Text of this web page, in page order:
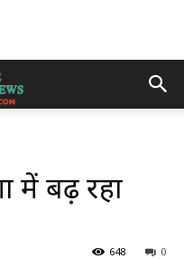
में बढ़ रहा
0
648